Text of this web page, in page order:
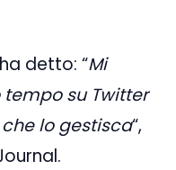
detto: “Mi
su Twitter
lo gestisca“,